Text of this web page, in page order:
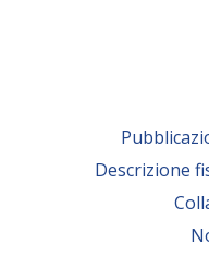
Descrizione